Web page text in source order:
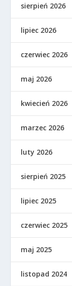
sierpień 2026
lipiec 2026
czerwiec 2026
maj 2026
kwiecień 2026
marzec 2026
luty 2026
sierpień 2025
lipiec 2025
czerwiec 2025
maj 2025
listopad 2024